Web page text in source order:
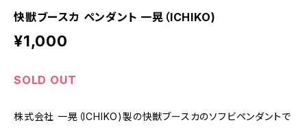
快獣ブースカ ペンダント 一晃（ICHIKO)
¥1,000
SOLD OUT
株式会社 一晃（ICHIKO)製の快獣ブースカのソフビペンダントで